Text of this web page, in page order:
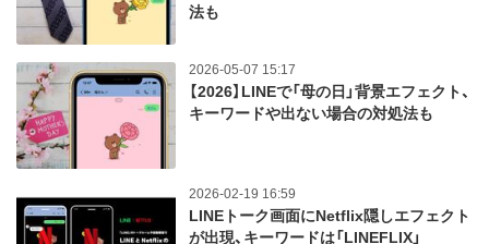
法も
2026-05-07 15:17
【2026】LINEで「母の日」背景エフェクト、
キーワードや出ない場合の対処法も
2026-02-19 16:59
LINEトーク画面にNetflix隠しエフェクト
が出現、キーワードは「LINEFLIX」